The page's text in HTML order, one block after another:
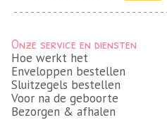
Onze service en diensten
Hoe werkt het
Enveloppen bestellen
Sluitzegels bestellen
Voor na de geboorte
Bezorgen & afhalen